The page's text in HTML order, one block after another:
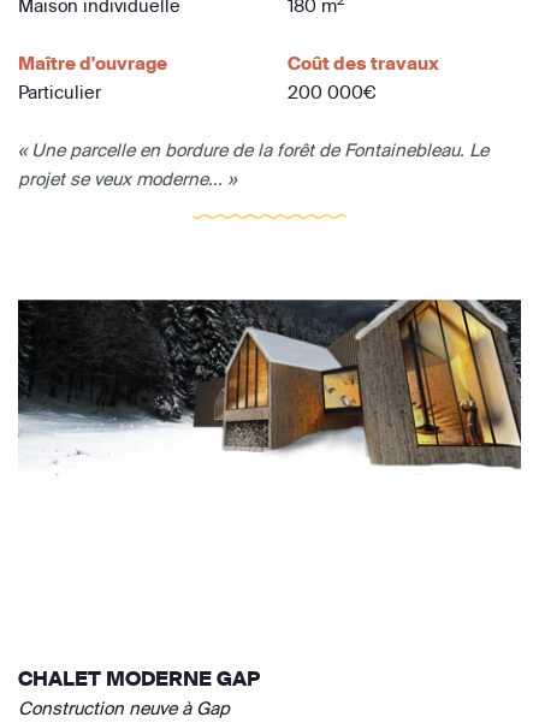
Maison individuelle 180 m
Maître d'ouvrage
Particulier
Coût des travaux
200 000€
« Une parcelle en bordure de la forêt de Fontainebleau. Le
projet se veux moderne... »
CHALET MODERNE GAP
Construction neuve à Gap